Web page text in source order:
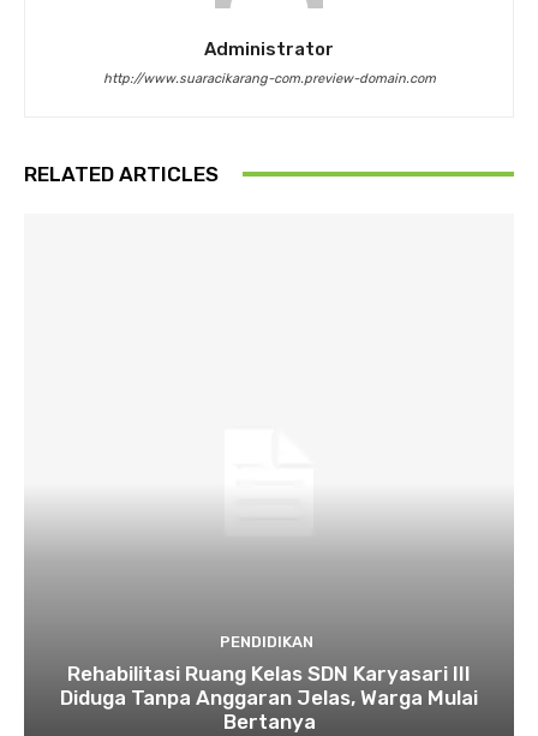
Administrator
http://www.suaracikarang-com.preview-domain.com
RELATED ARTICLES
PENDIDIKAN
Rehabilitasi Ruang Kelas SDN Karyasari III
Diduga Tanpa Anggaran Jelas, Warga Mulai
Bertanya